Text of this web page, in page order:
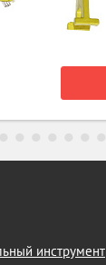
инструмент